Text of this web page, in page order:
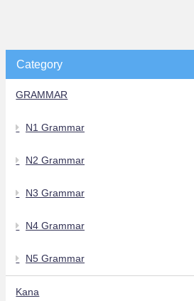
Category
GRAMMAR
N1 Grammar
N2 Grammar
N3 Grammar
N4 Grammar
N5 Grammar
Kana